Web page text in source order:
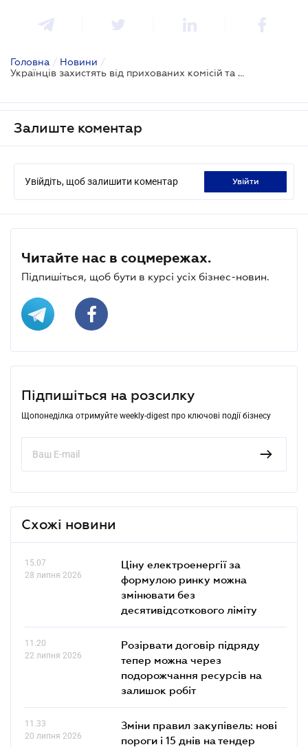
Головна / Новини /
Українців захистять від прихованих комісій та процентних ставок за кредитами
Залиште коментар
Увійдіть, щоб залишити коментар увійти
Читайте нас в соцмережах.
Підпишіться, щоб бути в курсі усіх бізнес-новин.
Підпишіться на розсилку
Щопонеділка отримуйте weekly-digest про ключові події бізнесу
Схожі новини
15.07
28 липня 2026
Ціну електроенергії за
формулою ринку можна
змінювати без
десятивідсоткового ліміту
11.20
22 липня 2026
Розірвати договір підряду
тепер можна через
подорожчання ресурсів на
залишок робіт
11.33
20 липня 2026
Зміни правил закупівель: нові
пороги і 15 днів на тендер